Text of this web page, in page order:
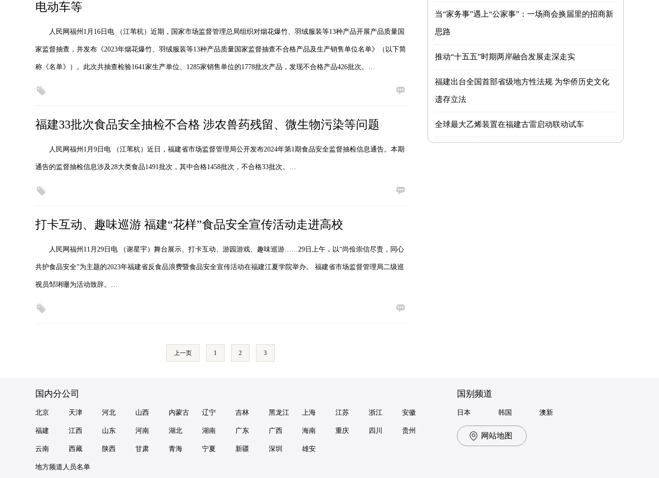
电动车等
人民网福州1月16日电 （江苇杭）近期，国家市场监督管理总局组织对烟花爆竹、羽绒服装等13种产品开展产品质量国
家监督抽查，并发布《2023年烟花爆竹、羽绒服装等13种产品质量国家监督抽查不合格产品及生产销售单位名单》（以下简
称《名单》）。此次共抽查检验1641家生产单位、1285家销售单位的1778批次产品，发现不合格产品426批次。…
福建33批次食品安全抽检不合格 涉农兽药残留、微生物污染等问题
人民网福州1月9日电 （江苇杭）近日，福建省市场监督管理局公开发布2024年第1期食品安全监督抽检信息通告。本期
通告的监督抽检信息涉及28大类食品1491批次，其中合格1458批次，不合格33批次。…
打卡互动、趣味巡游 福建“花样”食品安全宣传活动走进高校
人民网福州11月29日电 （谢星宇）舞台展示、打卡互动、游园游戏、趣味巡游……29日上午，以“尚俭崇信尽责，同心
共护食品安全”为主题的2023年福建省反食品浪费暨食品安全宣传活动在福建江夏学院举办。 福建省市场监督管理局二级巡
视员邹琍珊为活动致辞。…
上一页 1 2 3
当“家务事”遇上“公家事”：一场商会换届里的招商新
思路
推动“十五五”时期两岸融合发展走深走实
福建出台全国首部省级地方性法规 为华侨历史文化
遗存立法
全球最大乙烯装置在福建古雷启动联动试车
国内分公司
北京 天津 河北 山西 内蒙古 辽宁 吉林 黑龙江 上海 江苏 浙江 安徽
福建 江西 山东 河南 湖北 湖南 广东 广西 海南 重庆 四川 贵州
云南 西藏 陕西 甘肃 青海 宁夏 新疆 深圳 雄安
地方频道人员名单
国别频道
日本 韩国 澳新
网站地图